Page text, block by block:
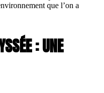
que l’on a
: UNE